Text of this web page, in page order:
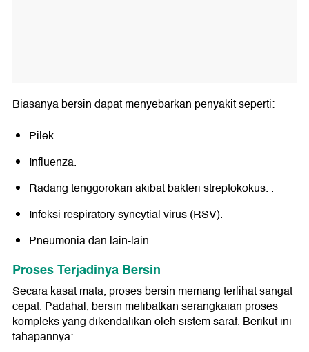
Biasanya bersin dapat menyebarkan penyakit seperti:
Pilek.
Influenza.
Radang tenggorokan akibat bakteri streptokokus. .
Infeksi respiratory syncytial virus (RSV).
Pneumonia dan lain-lain.
Proses Terjadinya Bersin
Secara kasat mata, proses bersin memang terlihat sangat
cepat. Padahal, bersin melibatkan serangkaian proses
kompleks yang dikendalikan oleh sistem saraf. Berikut ini
tahapannya: